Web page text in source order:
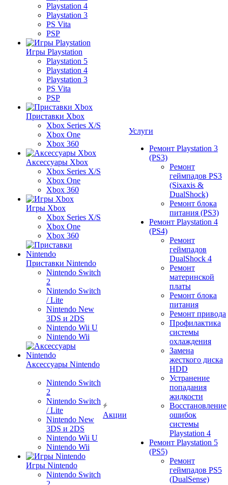
Playstation 4
Playstation 3
PS Vita
PSP
Игры Playstation
Playstation 5
Playstation 4
Playstation 3
PS Vita
PSP
Приставки Xbox
Xbox Series X/S
Xbox One
Xbox 360
Аксессуары Xbox
Xbox Series X/S
Xbox One
Xbox 360
Игры Xbox
Xbox Series X/S
Xbox One
Xbox 360
Приставки Nintendo
Nintendo Switch
2
Nintendo Switch
/ Lite
Nintendo New
3DS и 2DS
Nintendo Wii U
Nintendo Wii
Аксессуары Nintendo
Nintendo Switch
2
Nintendo Switch
/ Lite
Nintendo New
3DS и 2DS
Nintendo Wii U
Nintendo Wii
Игры Nintendo
Nintendo Switch
Акции
Услуги
Ремонт Playstation 3
(PS3)
Ремонт
геймпадов PS3
(Sixaxis &
DualShock)
Ремонт блока
питания (PS3)
Ремонт Playstation 4
(PS4)
Ремонт
геймпадов
DualShock 4
Ремонт
материнской
платы
Ремонт блока
питания
Ремонт привода
Профилактика
системы
охлаждения
Замена
жесткого диска
HDD
Устранение
попадания
жидкости
Восстановление
ошибок
системы
Playstation 4
Ремонт Playstation 5
(PS5)
Ремонт
геймпадов PS5
(DualSense)